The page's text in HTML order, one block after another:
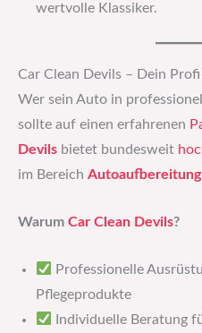
wertvolle Klassiker.
Car Clean Devils – Dein
Wer sein Auto in
sollte auf einen erfahrenen
Devils bietet bundesweit
im Bereich Autoaufbereitung
Warum Car Clean Devils?
Professionelle
Pflegeprodukte
Individuelle Beratung